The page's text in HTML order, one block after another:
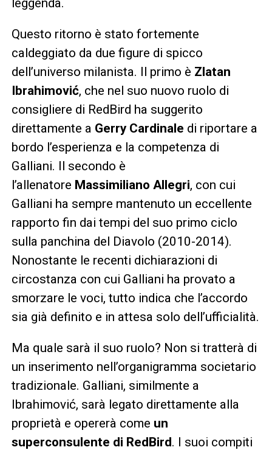
Questo ritorno è stato fortemente
caldeggiato da due figure di spicco
dell’universo milanista. Il primo è Zlatan
Ibrahimović, che nel suo nuovo ruolo di
consigliere di RedBird ha suggerito
direttamente a Gerry Cardinale di riportare a
bordo l’esperienza e la competenza di
Galliani. Il secondo è
l’allenatore Massimiliano Allegri, con cui
Galliani ha sempre mantenuto un eccellente
rapporto fin dai tempi del suo primo ciclo
sulla panchina del Diavolo (2010-2014).
Nonostante le recenti dichiarazioni di
circostanza con cui Galliani ha provato a
smorzare le voci, tutto indica che l’accordo
sia già definito e in attesa solo dell’ufficialità.
Ma quale sarà il suo ruolo? Non si tratterà di
un inserimento nell’organigramma societario
tradizionale. Galliani, similmente a
Ibrahimović, sarà legato direttamente alla
proprietà e opererà come un
superconsulente di RedBird. I suoi compiti